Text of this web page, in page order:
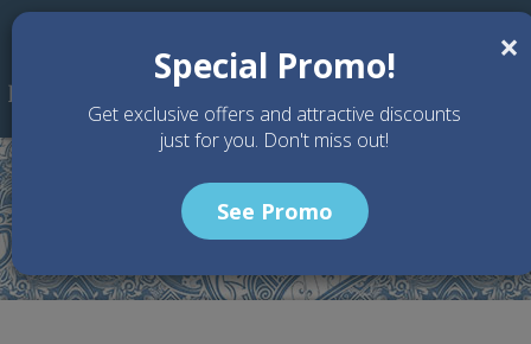
Skip to main content
Paket Wedding Hilton Nusa Dua
×
Special Promo!
Get exclusive offers and attractive discounts
just for you. Don't miss out!
See Promo